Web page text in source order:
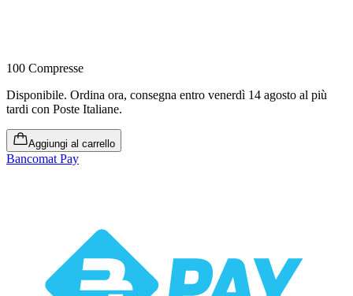
100 Compresse
Disponibile. Ordina ora, consegna entro venerdì 14 agosto al più
tardi con Poste Italiane.
Aggiungi al carrello
Bancomat Pay